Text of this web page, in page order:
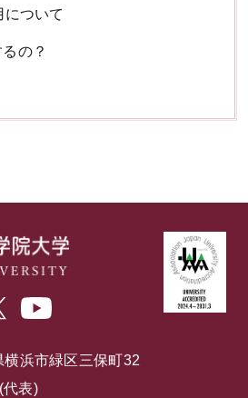
ついて
の？
浜市緑区三保町32
代表)